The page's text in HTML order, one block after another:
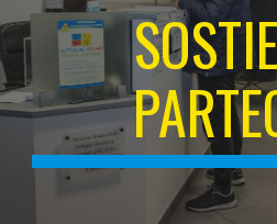
S